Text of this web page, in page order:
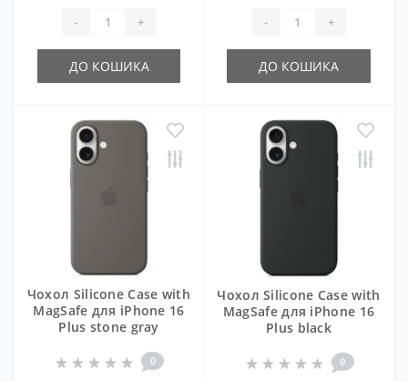
- +
ДО КОШИКА
- +
ДО КОШИКА
Чохол Silicone Case with
MagSafe для iPhone 16
Plus stone gray
0
Чохол Silicone Case with
MagSafe для iPhone 16
Plus black
0